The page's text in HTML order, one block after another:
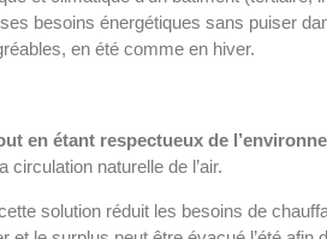
besoins énergétiques sans puiser
en été comme en hiver.
en étant respectueux de
circulation naturelle de l’air.
solution réduit les besoins de